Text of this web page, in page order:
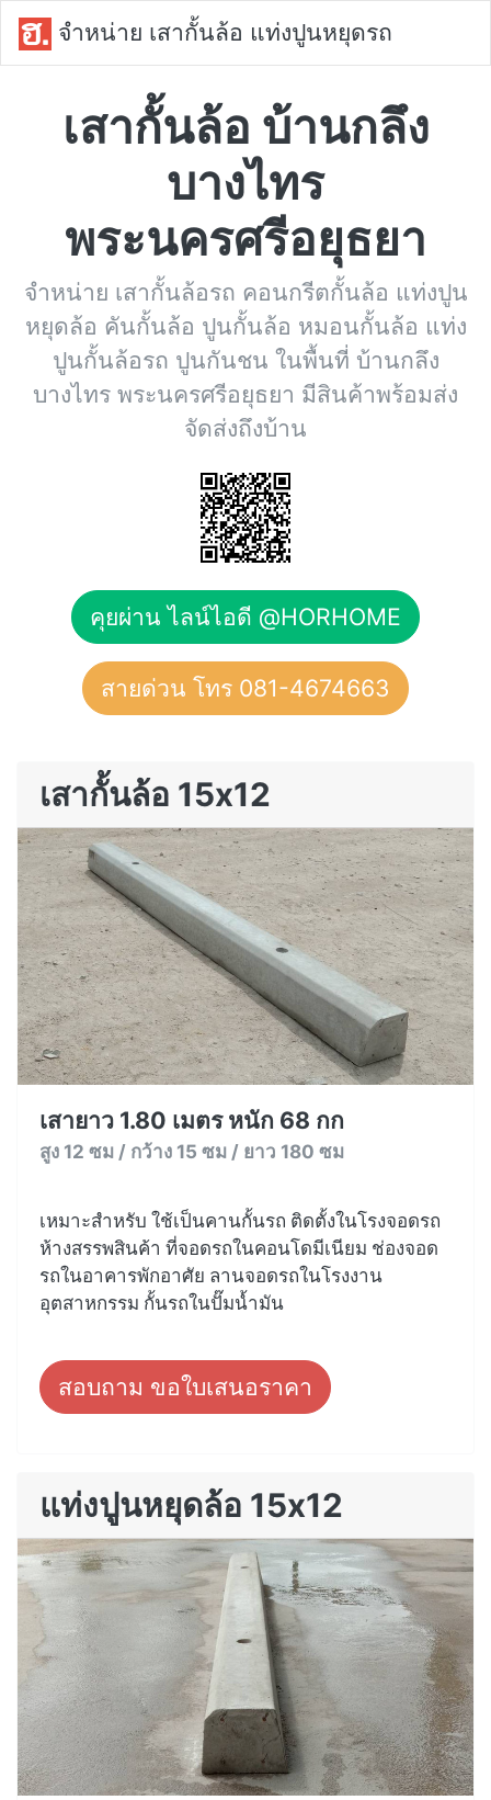
จำหน่าย เสากั้นล้อ แท่งปูนหยุดรถ
เสากั้นล้อ บ้านกลึง
บางไทร
พระนครศรีอยุธยา
จำหน่าย เสากั้นล้อรถ คอนกรีตกั้นล้อ แท่งปูน
หยุดล้อ คันกั้นล้อ ปูนกั้นล้อ หมอนกั้นล้อ แท่ง
ปูนกั้นล้อรถ ปูนกันชน ในพื้นที่ บ้านกลึง
บางไทร พระนครศรีอยุธยา มีสินค้าพร้อมส่ง
จัดส่งถึงบ้าน
คุยผ่าน ไลน์ไอดี @HORHOME
สายด่วน โทร 081-4674663
เสากั้นล้อ 15x12
เสายาว 1.80 เมตร หนัก 68 กก
สูง 12 ซม / กว้าง 15 ซม / ยาว 180 ซม
เหมาะสำหรับ ใช้เป็นคานกั้นรถ ติดตั้งในโรงจอดรถ
ห้างสรรพสินค้า ที่จอดรถในคอนโดมีเนียม ช่องจอด
รถในอาคารพักอาศัย ลานจอดรถในโรงงาน
อุตสาหกรรม กั้นรถในปั๊มน้ำมัน
สอบถาม ขอใบเสนอราคา
แท่งปูนหยุดล้อ 15x12